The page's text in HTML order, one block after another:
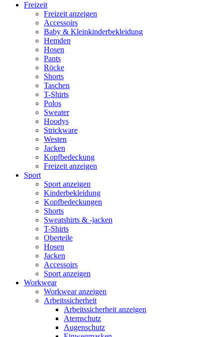
Freizeit
Freizeit anzeigen
Accessoirs
Baby & Kleinkinderbekleidung
Hemden
Hosen
Pants
Röcke
Shorts
Taschen
T-Shirts
Polos
Sweater
Hoodys
Strickware
Westen
Jacken
Kopfbedeckung
Freizeit anzeigen
Sport
Sport anzeigen
Kinderbekleidung
Kopfbedeckungen
Shorts
Sweatshirts & -jacken
T-Shirts
Oberteile
Hosen
Jacken
Accessoirs
Sport anzeigen
Workwear
Workwear anzeigen
Arbeitssicherheit
Arbeitssicherheit anzeigen
Atemschutz
Augenschutz